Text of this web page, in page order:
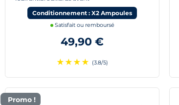
Conditionnement : X2 Ampoules
Satisfait ou remboursé
49,90 €
★ ★ ★ ★ (3.8/5)
Promo !